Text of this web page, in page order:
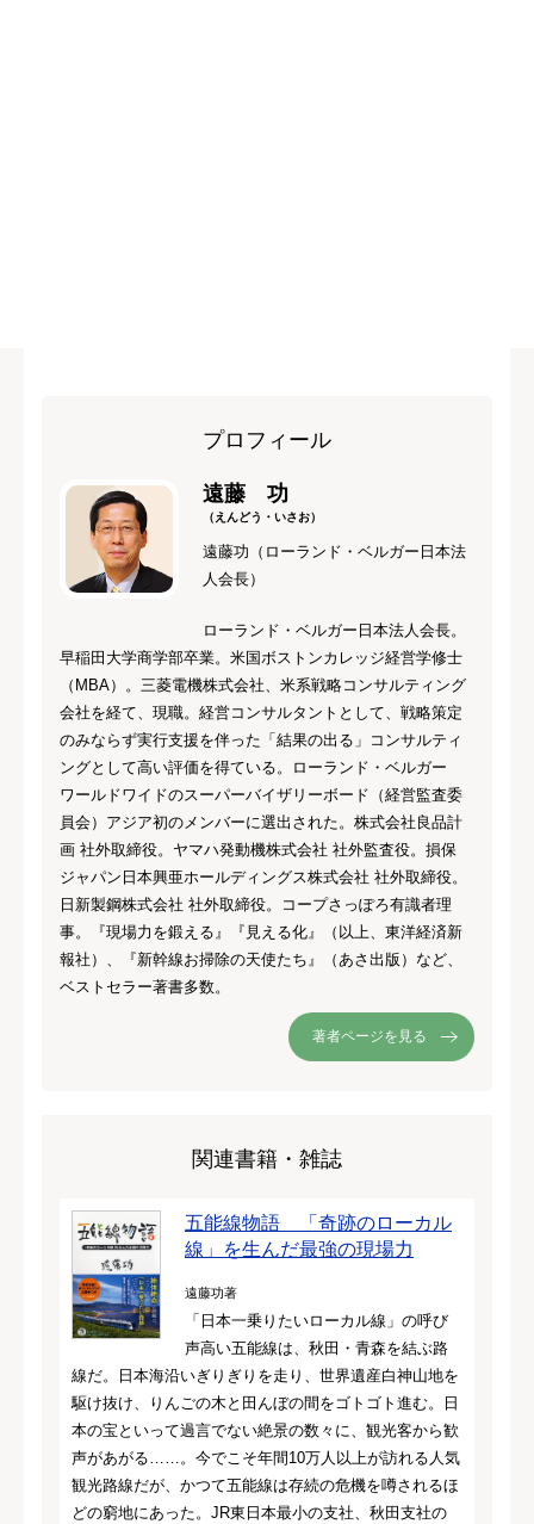
プロフィール
遠藤 功
（えんどう・いさお）
遠藤功（ローランド・ベルガー日本法
人会長）
ローランド・ベルガー日本法人会長。
早稲田大学商学部卒業。米国ボストンカレッジ経営学修士
（MBA）。三菱電機株式会社、米系戦略コンサルティング
会社を経て、現職。経営コンサルタントとして、戦略策定
のみならず実行支援を伴った「結果の出る」コンサルティ
ングとして高い評価を得ている。ローランド・ベルガー
ワールドワイドのスーパーバイザリーボード（経営監査委
員会）アジア初のメンバーに選出された。株式会社良品計
画 社外取締役。ヤマハ発動機株式会社 社外監査役。損保
ジャパン日本興亜ホールディングス株式会社 社外取締役。
日新製鋼株式会社 社外取締役。コープさっぽろ有識者理
事。『現場力を鍛える』『見える化』（以上、東洋経済新
報社）、『新幹線お掃除の天使たち』（あさ出版）など、
ベストセラー著書多数。
著者ページを見る
関連書籍・雑誌
五能線物語 「奇跡のローカル
線」を生んだ最強の現場力
遠藤功著
「日本一乗りたいローカル線」の呼び
声高い五能線は、秋田・青森を結ぶ路
線だ。日本海沿いぎりぎりを走り、世界遺産白神山地を
駆け抜け、りんごの木と田んぼの間をゴトゴト進む。日
本の宝といって過言でない絶景の数々に、観光客から歓
声があがる……。今でこそ年間10万人以上が訪れる人気
観光路線だが、かつて五能線は存続の危機を噂されるほ
どの窮地にあった。JR東日本最小の支社、秋田支社の